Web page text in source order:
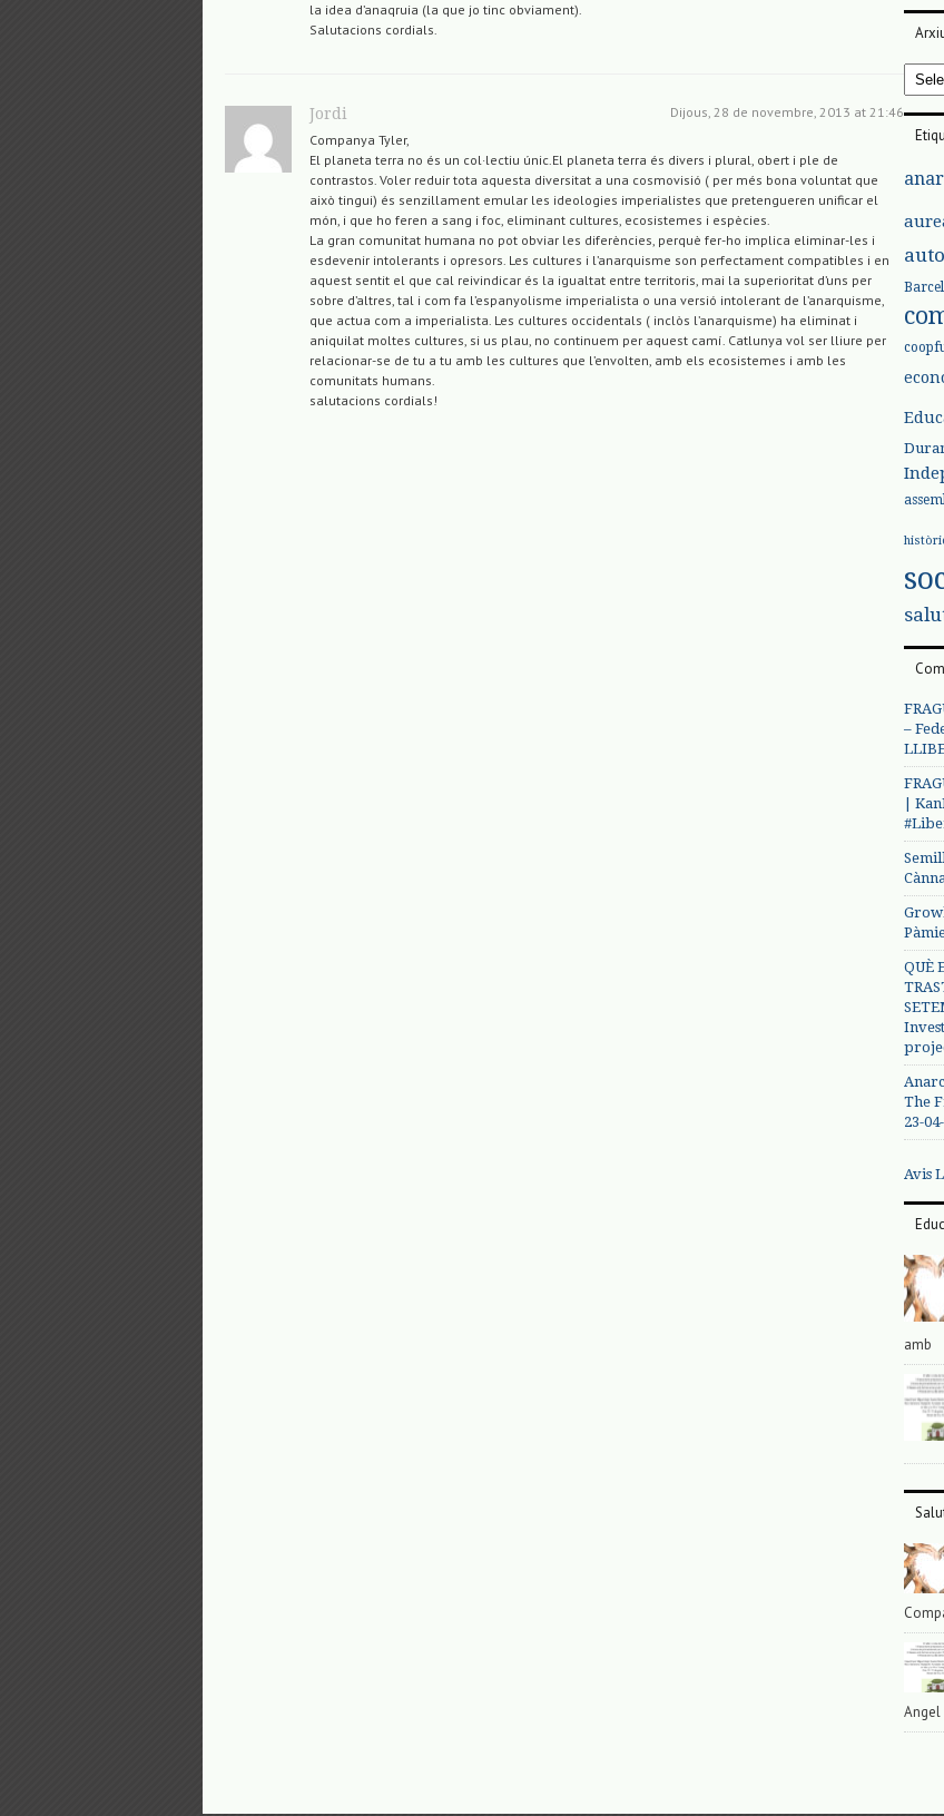
la idea d’anaqruia (la que jo tinc obviament).
Salutacions cordials.
Jordi
Dijous, 28 de novembre, 2013 at 21:46
Companya Tyler,
El planeta terra no és un col·lectiu únic.El planeta terra és divers i plural, obert i ple de
contrastos. Voler reduir tota aquesta diversitat a una cosmovisió ( per més bona voluntat que
això tingui) és senzillament emular les ideologies imperialistes que pretengueren unificar el
món, i que ho feren a sang i foc, eliminant cultures, ecosistemes i espècies.
La gran comunitat humana no pot obviar les diferències, perquè fer-ho implica eliminar-les i
esdevenir intolerants i opresors. Les cultures i l’anarquisme son perfectament compatibles i en
aquest sentit el que cal reivindicar és la igualtat entre territoris, mai la superioritat d’uns per
sobre d’altres, tal i com fa l’espanyolisme imperialista o una versió intolerant de l’anarquisme,
que actua com a imperialista. Les cultures occidentals ( inclòs l’anarquisme) ha eliminat i
aniquilat moltes cultures, si us plau, no continuem per aquest camí. Catlunya vol ser lliure per
relacionar-se de tu a tu amb les cultures que l’envolten, amb els ecosistemes i amb les
comunitats humans.
salutacions cordials!
Arxius
–
|
QUÈ
The
23-
Avis
amb
Angel